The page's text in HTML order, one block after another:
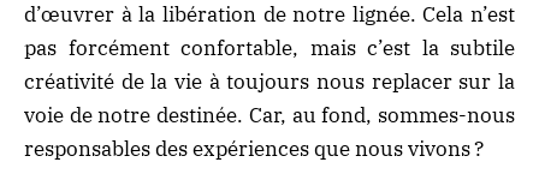
d’œuvrer à la libération de notre lignée. Cela n’est
pas forcément confortable, mais c’est la subtile
créativité de la vie à toujours nous replacer sur la
voie de notre destinée. Car, au fond, sommes-nous
responsables des expériences que nous vivons ?